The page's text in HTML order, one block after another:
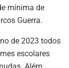
mínima de
Guerra.
de 2023 todos
escolares